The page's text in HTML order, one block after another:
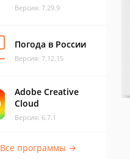
Версия: 7.29.9
Погода в России
Версия: 7.12.15
Adobe Creative
Cloud
Версия: 6.7.1
Все программы →